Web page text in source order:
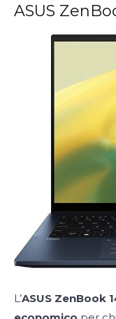
ASUS
L’ASUS ZenBook